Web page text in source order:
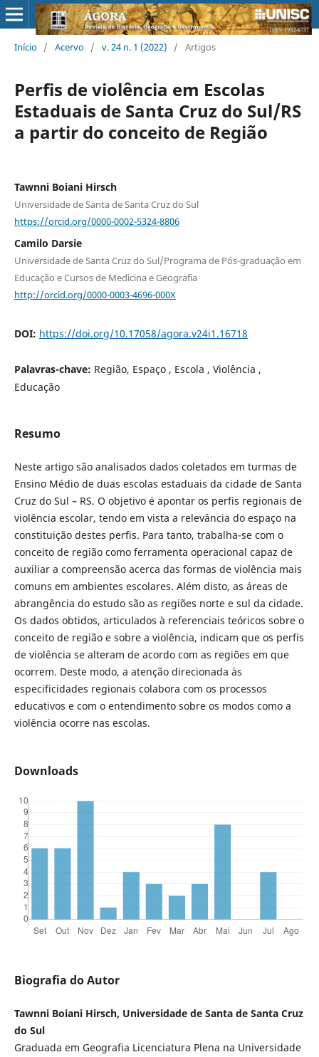
Início / Acervo / v. 24 n. 1 (2022) / Artigos
Perfis de violência em Escolas
Estaduais de Santa Cruz do Sul/RS
a partir do conceito de Região
Tawnni Boiani Hirsch
Universidade de Santa de Santa Cruz do Sul
https://orcid.org/0000-0002-5324-8806
Camilo Darsie
Universidade de Santa Cruz do Sul/Programa de Pós-graduação em
Educação e Cursos de Medicina e Geografia
http://orcid.org/0000-0003-4696-000X
DOI: https://doi.org/10.17058/agora.v24i1.16718
Palavras-chave: Região, Espaço , Escola , Violência ,
Educação
Resumo
Neste artigo são analisados dados coletados em turmas de
Ensino Médio de duas escolas estaduais da cidade de Santa
Cruz do Sul – RS. O objetivo é apontar os perfis regionais de
violência escolar, tendo em vista a relevância do espaço na
constituição destes perfis. Para tanto, trabalha-se com o
conceito de região como ferramenta operacional capaz de
auxiliar a compreensão acerca das formas de violência mais
comuns em ambientes escolares. Além disto, as áreas de
abrangência do estudo são as regiões norte e sul da cidade.
Os dados obtidos, articulados à referenciais teóricos sobre o
conceito de região e sobre a violência, indicam que os perfis
de violência se alteram de acordo com as regiões em que
ocorrem. Deste modo, a atenção direcionada às
especificidades regionais colabora com os processos
educativos e com o entendimento sobre os modos como a
violência ocorre nas escolas.
Downloads
Biografia do Autor
Tawnni Boiani Hirsch, Universidade de Santa de Santa Cruz
do Sul
Graduada em Geografia Licenciatura Plena na Universidade